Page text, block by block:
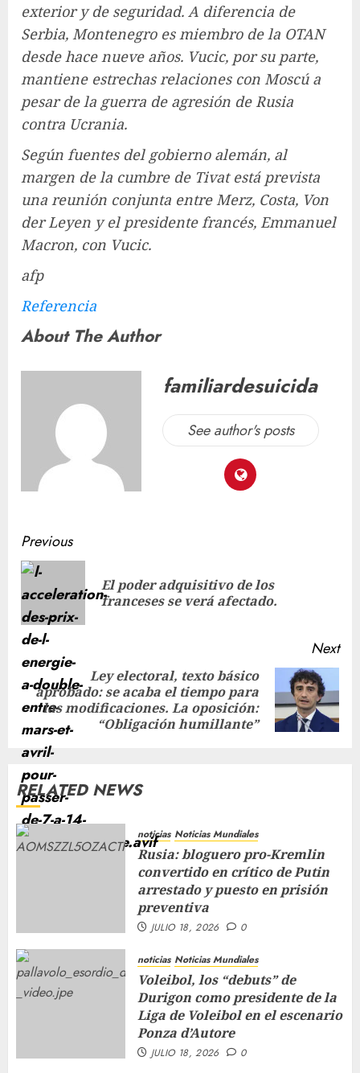
exterior y de seguridad. A diferencia de
Serbia, Montenegro es miembro de la OTAN
desde hace nueve años. Vucic, por su parte,
mantiene estrechas relaciones con Moscú a
pesar de la guerra de agresión de Rusia
contra Ucrania.
Según fuentes del gobierno alemán, al
margen de la cumbre de Tivat está prevista
una reunión conjunta entre Merz, Costa, Von
der Leyen y el presidente francés, Emmanuel
Macron, con Vucic.
afp
Referencia
About The Author
familiardesuicida
See author's posts
Previous
El poder adquisitivo de los
franceses se verá afectado.
Next
Ley electoral, texto básico
aprobado: se acaba el tiempo para
las modificaciones. La oposición:
“Obligación humillante”
RELATED NEWS
noticias Noticias Mundiales
Rusia: bloguero pro-Kremlin
convertido en crítico de Putin
arrestado y puesto en prisión
preventiva
JULIO 18, 2026 0
noticias Noticias Mundiales
Voleibol, los “debuts” de
Durigon como presidente de la
Liga de Voleibol en el escenario
Ponza d’Autore
JULIO 18, 2026 0